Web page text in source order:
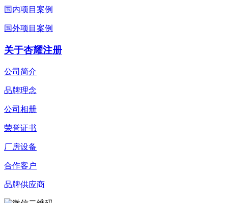
国内项目案例
国外项目案例
关于杏耀注册
公司简介
品牌理念
公司相册
荣誉证书
厂房设备
合作客户
品牌供应商